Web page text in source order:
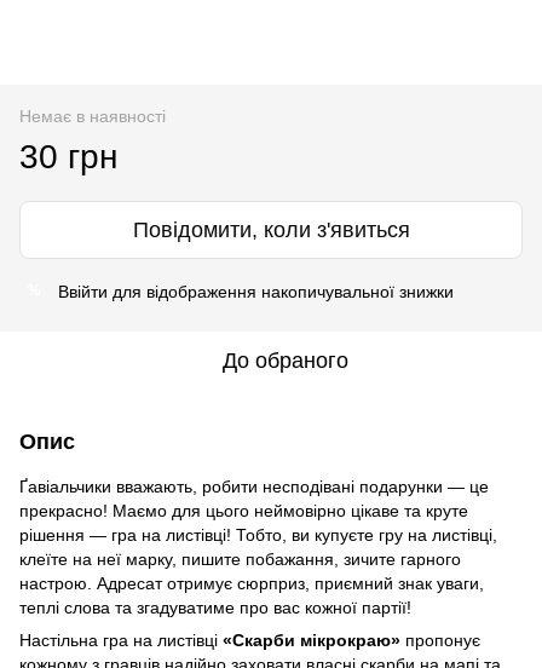
Немає в наявності
30 грн
Повідомити, коли з'явиться
Ввійти для відображення накопичувальної знижки
До обраного
Опис
Ґавіальчики вважають, робити несподівані подарунки — це
прекрасно! Маємо для цього неймовірно цікаве та круте
рішення — гра на листівці! Тобто, ви купуєте гру на листівці,
клеїте на неї марку, пишите побажання, зичите гарного
настрою. Адресат отримує сюрприз, приємний знак уваги,
теплі слова та згадуватиме про вас кожної партії!
Настільна гра на листівці «Скарби мікрокраю» пропонує
кожному з гравців надійно заховати власні скарби на мапі та